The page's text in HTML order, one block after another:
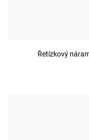
Řetízkový